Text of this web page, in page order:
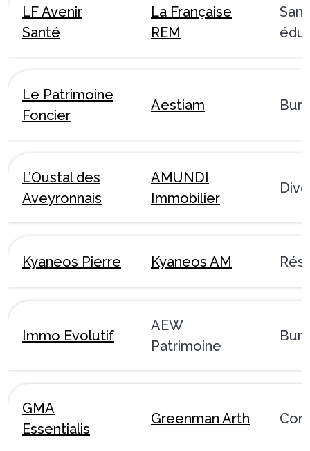
LF Avenir
Santé
La Française
REM
Le Patrimoine
Foncier
Aestiam
L’Oustal des
Aveyronnais
AMUNDI
Immobilier
Kyaneos Pierre Kyaneos AM
Immo Evolutif
AEW
Patrimoine
GMA
Essentialis
Greenman Arth